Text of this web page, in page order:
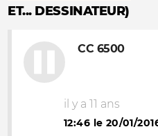
ET... DESSINATEUR)
CC 6500
il y a 11 ans
12:46 le 20/01/